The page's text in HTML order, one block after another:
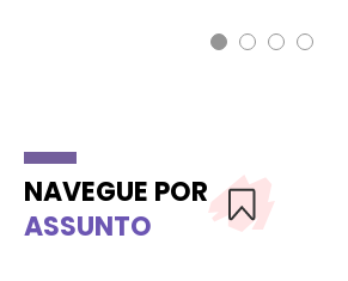
NAVEGUE POR
ASSUNTO